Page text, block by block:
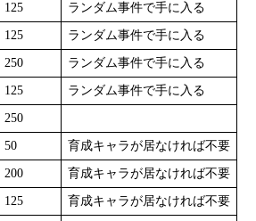
125 ランダム事件で手に入る
125 ランダム事件で手に入る
250 ランダム事件で手に入る
125 ランダム事件で手に入る
250
50 育成キャラが居なければ不要
200 育成キャラが居なければ不要
125 育成キャラが居なければ不要